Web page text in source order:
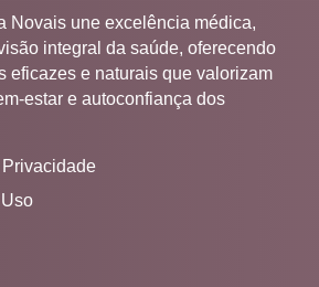
Novais une excelência médica,
integral da saúde, oferecendo
eficazes e naturais que valorizam
estar e autoconfiança dos